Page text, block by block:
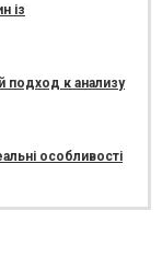
із
подход к анализу
особливості